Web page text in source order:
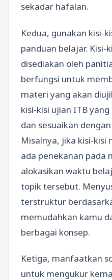
sekadar hafalan.
Kedua, gunakan kisi-
panduan belajar. Kisi-
disediakan oleh
berfungsi untuk
materi yang akan
kisi-kisi ujian ITB
dan sesuaikan
Misalnya, jika kisi-kisi
ada penekanan
alokasikan waktu
topik tersebut.
terstruktur
memudahkan kamu
berbagai konsep.
Ketiga, manfaatkan
untuk mengukur